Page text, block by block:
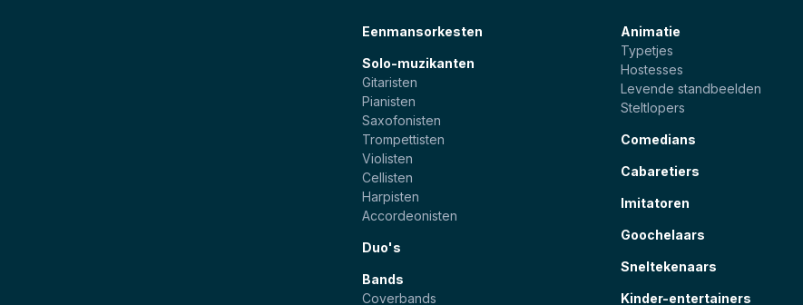
Eenmansorkesten
Solo-muzikanten
Gitaristen
Pianisten
Saxofonisten
Trompettisten
Violisten
Cellisten
Harpisten
Accordeonisten
Duo's
Bands
Coverbands
Animatie
Typetjes
Hostesses
Levende standbeelden
Steltlopers
Comedians
Cabaretiers
Imitatoren
Goochelaars
Sneltekenaars
Kinder-entertainers